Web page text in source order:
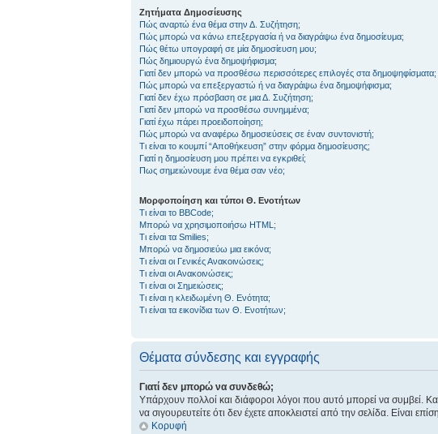
Ζητήματα Δημοσίευσης
Πώς αναρτώ ένα θέμα στην Δ. Συζήτηση;
Πώς μπορώ να κάνω επεξεργασία ή να διαγράψω ένα δημοσίευμα;
Πώς θέτω υπογραφή σε μία δημοσίευση μου;
Πώς δημιουργώ ένα δημοψήφισμα;
Γιατί δεν μπορώ να προσθέσω περισσότερες επιλογές στα δημοψηφίσματα;
Πώς μπορώ να επεξεργαστώ ή να διαγράψω ένα δημοψήφισμα;
Γιατί δεν έχω πρόσβαση σε μια Δ. Συζήτηση;
Γιατί δεν μπορώ να προσθέσω συνημμένα;
Γιατί έχω πάρει προειδοποίηση;
Πώς μπορώ να αναφέρω δημοσιεύσεις σε έναν συντονιστή;
Τι είναι το κουμπί “Αποθήκευση” στην φόρμα δημοσίευσης;
Γιατί η δημοσίευση μου πρέπει να εγκριθεί;
Πως σημειώνουμε ένα θέμα σαν νέο;
Μορφοποίηση και τύποι Θ. Ενοτήτων
Τι είναι το BBCode;
Μπορώ να χρησιμοποιήσω HTML;
Τι είναι τα Smilies;
Μπορώ να δημοσιεύω μια εικόνα;
Τι είναι οι Γενικές Ανακοινώσεις;
Τι είναι οι Ανακοινώσεις;
Τι είναι οι Σημειώσεις;
Τι είναι η κλειδωμένη Θ. Ενότητα;
Τι είναι τα εικονίδια των Θ. Ενοτήτων;
Θέματα σύνδεσης και εγγραφής
Γιατί δεν μπορώ να συνδεθώ;
Υπάρχουν πολλοί και διάφοροι λόγοι που αυτό μπορεί να συμβεί.
να σιγουρευτείτε ότι δεν έχετε αποκλειστεί από την σελίδα. Είναι
Κορυφή